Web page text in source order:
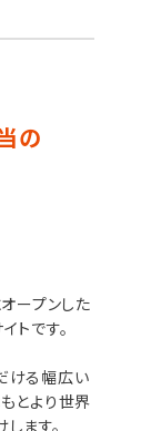
の
ープンした
トです。
ける幅広い
とより世界
ます。